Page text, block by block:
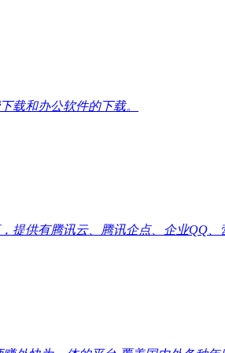
载和办公软件的下载。
供有腾讯云、腾讯企点、企业QQ